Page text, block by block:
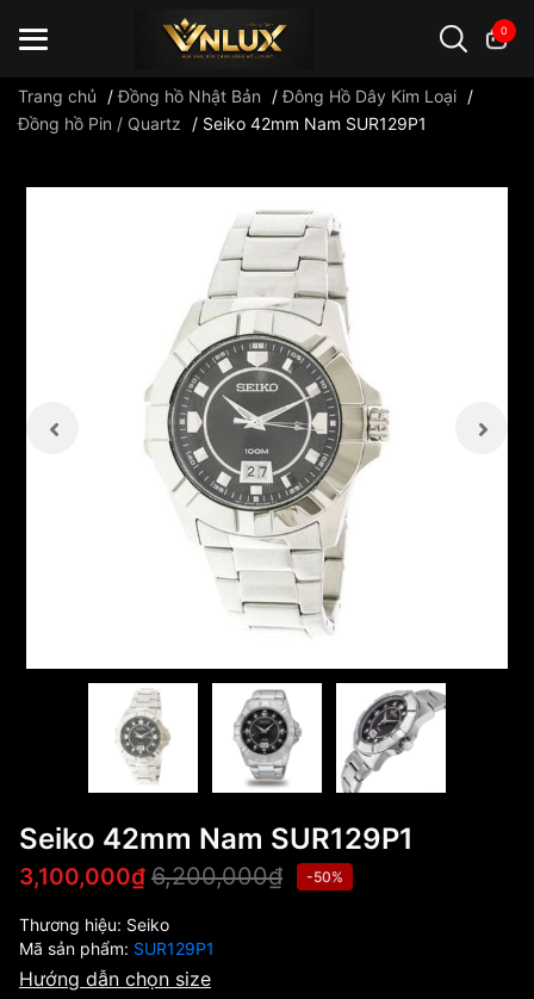
0
Trang chủ /Đồng hồ Nhật Bản /Đông Hồ Dây Kim Loại /
Đồng hồ Pin / Quartz
/ Seiko 42mm Nam SUR129P1
Seiko 42mm Nam SUR129P1
3,100,000₫ 6,200,000₫ -50%
Thương hiệu: Seiko
Mã sản phẩm: SUR129P1
Hướng dẫn chọn size